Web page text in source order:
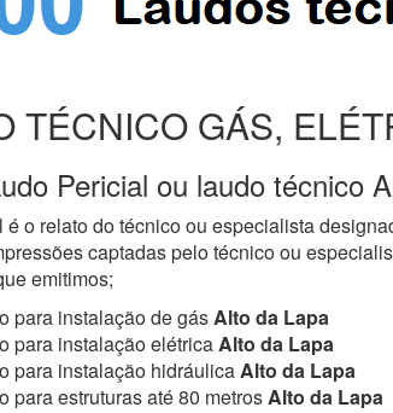
TÉCNICO GÁS,
Pericial ou laudo técnico
o relato do técnico ou especialista
captadas pelo técnico ou
emitimos;
para instalação de gásAlto da Lapa
para instalação elétricaAlto da Lapa
para instalação hidráulicaAlto da Lapa
para estruturas até 80 metrosAlto da Lapa